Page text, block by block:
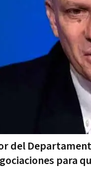
del
para